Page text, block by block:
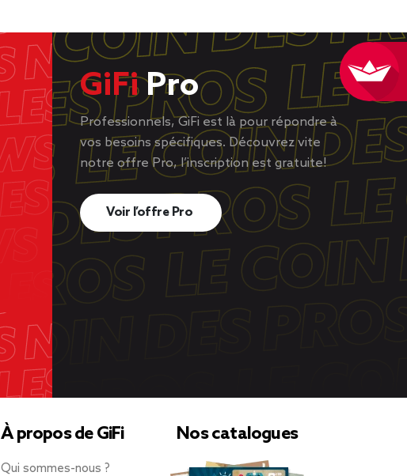
GiFiPro
Professionnels, GiFi est là pour répondre à
vos besoins spécifiques. Découvrez vite
notre offre Pro, l’inscription est gratuite!
Voir l’offre Pro
À propos de GiFi
Qui sommes-nous ?
Nos catalogues